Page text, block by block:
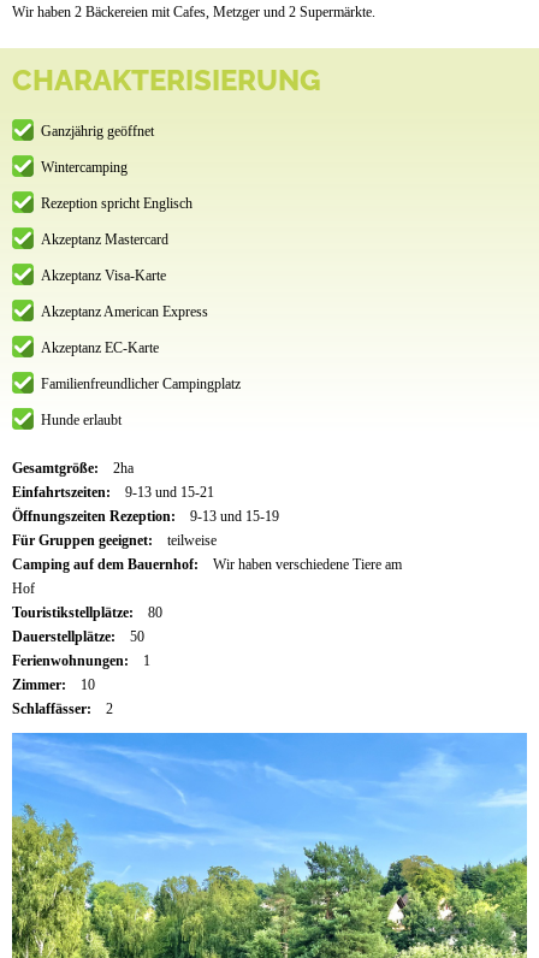
Wir haben 2 Bäckereien mit Cafes, Metzger und 2 Supermärkte.
CHARAKTERISIERUNG
Ganzjährig geöffnet
Wintercamping
Rezeption spricht Englisch
Akzeptanz Mastercard
Akzeptanz Visa-Karte
Akzeptanz American Express
Akzeptanz EC-Karte
Familienfreundlicher Campingplatz
Hunde erlaubt
Gesamtgröße:
2ha
Einfahrtszeiten:
9-13 und 15-21
Öffnungszeiten Rezeption:
9-13 und 15-19
Für Gruppen geeignet:
teilweise
Camping auf dem Bauernhof:
Wir haben verschiedene Tiere am
Hof
Touristikstellplätze:
80
Dauerstellplätze:
50
Ferienwohnungen:
1
Zimmer:
10
Schlaffässer:
2